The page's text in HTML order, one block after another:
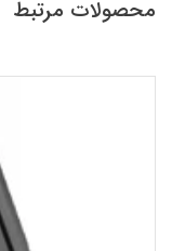
محصولات مرتبط